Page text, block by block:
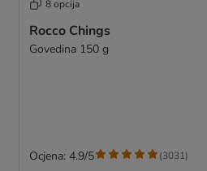
8 opcija
Rocco Chings
Govedina 150 g
Ocjena: 4.9/5 (3031)